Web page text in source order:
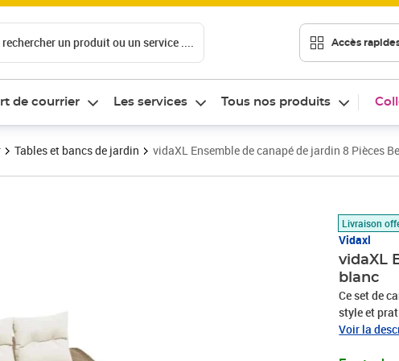
rechercher un produit ou un service .... Accès
de courrier Les services Tous nos produits
Tables et bancs de jardin vidaXL Ensemble de canapé de jardin 8 Pièces
Livraison
Vidaxl
vidaXL
blanc
Ce set de
style et
classe,
Voir la
Prix